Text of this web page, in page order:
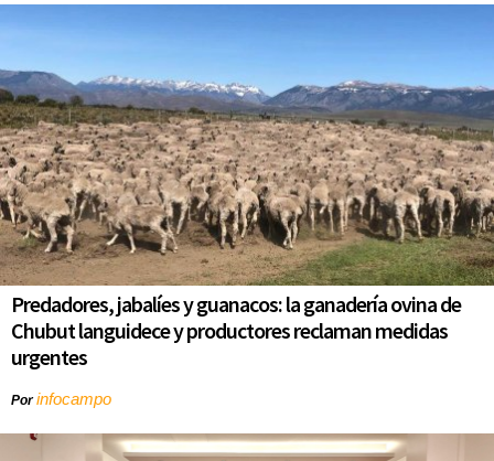
Predadores, jabalíes y guanacos: la ganadería ovina de
Chubut languidece y productores reclaman medidas
urgentes
Porinfocampo